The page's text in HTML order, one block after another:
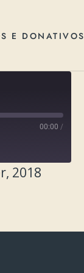
E DONATIVOS
00:00 /
2018